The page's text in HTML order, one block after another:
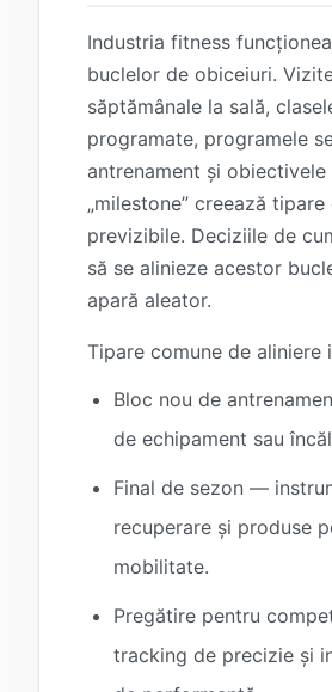
Industria fitness
buclelor de obiceiuri.
săptămânale la sală,
programate, programele
antrenament și
„milestone” creează
previzibile. Deciziile de
să se alinieze acestor
apară aleator.
Tipare comune de aliniere
Bloc nou de
de echipament sau
Final de sezon —
recuperare și produse
mobilitate.
Pregătire pentru
tracking de precizie și